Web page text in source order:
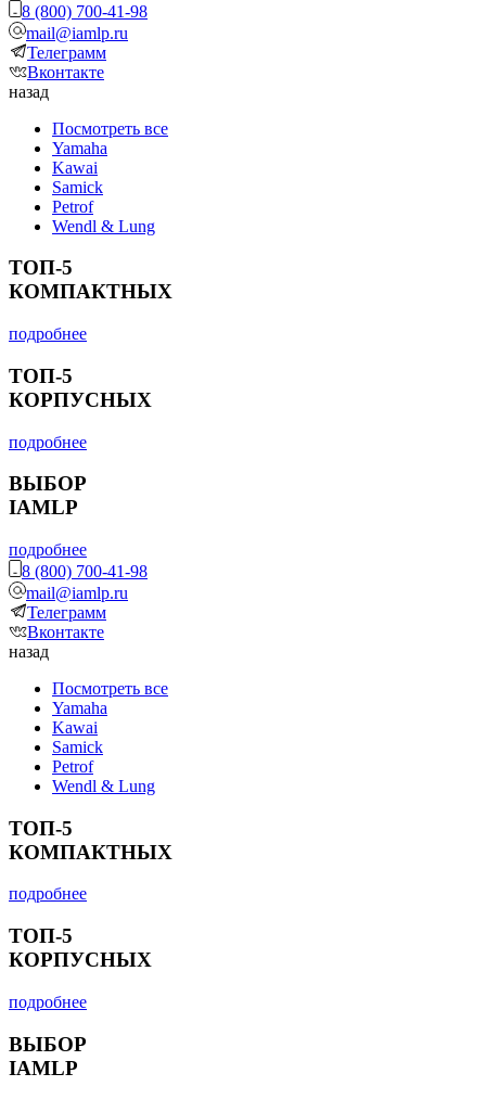
8 (800) 700-41-98
mail@iamlp.ru
Телеграмм
Вконтакте
назад
Посмотреть все
Yamaha
Kawai
Samick
Petrof
Wendl & Lung
ТОП-5
КОМПАКТНЫХ
подробнее
ТОП-5
КОРПУСНЫХ
подробнее
ВЫБОР
IAMLP
подробнее
8 (800) 700-41-98
mail@iamlp.ru
Телеграмм
Вконтакте
назад
Посмотреть все
Yamaha
Kawai
Samick
Petrof
Wendl & Lung
ТОП-5
КОМПАКТНЫХ
подробнее
ТОП-5
КОРПУСНЫХ
подробнее
ВЫБОР
IAMLP